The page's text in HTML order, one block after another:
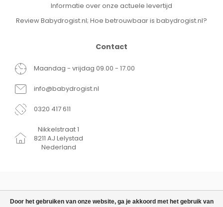
Door het gebruiken van onze website, ga je akkoord met het gebruik van
Informatie over onze actuele levertijd
Review Babydrogist.nl; Hoe betrouwbaar is babydrogist.nl?
Contact
Maandag - vrijdag 09.00 - 17.00
info@babydrogist.nl
0320 417 611
Nikkelstraat 1
8211 AJ Lelystad
Nederland